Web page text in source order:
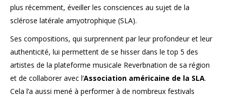
plus récemment, éveiller les consciences au sujet de la
sclérose latérale amyotrophique (SLA).
Ses compositions, qui surprennent par leur profondeur et leur
authenticité, lui permettent de se hisser dans le top 5 des
artistes de la plateforme musicale Reverbnation de sa région
et de collaborer avec l’Association américaine de la SLA.
Cela l’a aussi mené à performer à de nombreux festivals